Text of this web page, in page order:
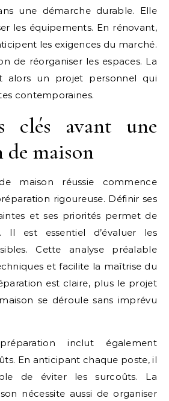
une démarche durable. Elle
les équipements. En rénovant,
les exigences du marché.
de réorganiser les espaces. La
alors un projet personnel qui
contemporaines.
clés avant une
maison
maison réussie commence
rigoureuse. Définir ses
et ses priorités permet de
Il est essentiel d’évaluer les
Cette analyse préalable
et facilite la maîtrise du
est claire, plus le projet
se déroule sans imprévu
inclut également
En anticipant chaque poste, il
de éviter les surcoûts. La
nécessite aussi de organiser